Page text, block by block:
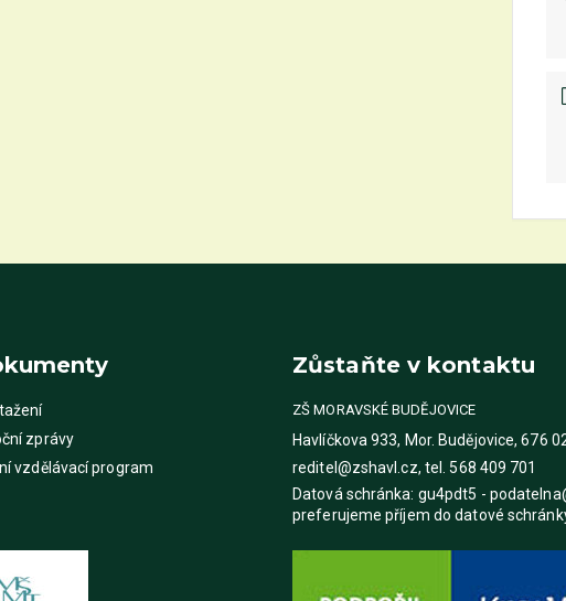
zprávy
vzdělávací program
Zůstaňte v kontaktu
ZŠ MORAVSKÉ BUDĚJOVICE
Havlíčkova 933, Mor. Budějovice, 676
reditel@zshavl.cz, tel. 568 409 701
Datová schránka: gu4pdt5 -
preferujeme příjem do datové